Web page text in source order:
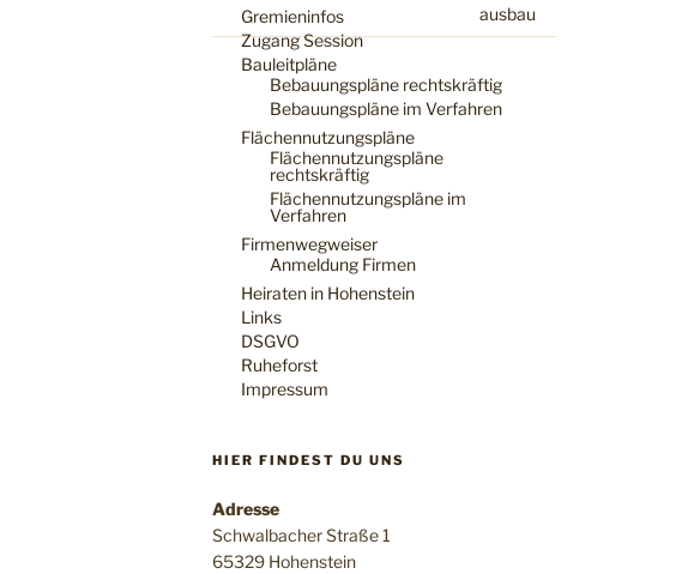
Gremieninfos
Zugang Session
Bauleitpläne
Bebauungspläne rechtskräftig
Bebauungspläne im Verfahren
Flächennutzungspläne
Flächennutzungspläne
rechtskräftig
Flächennutzungspläne im
Verfahren
Firmenwegweiser
Anmeldung Firmen
Heiraten in Hohenstein
Links
DSGVO
Ruheforst
Impressum
ausbau
HIER FINDEST DU UNS
Adresse
Schwalbacher Straße 1
65329 Hohenstein